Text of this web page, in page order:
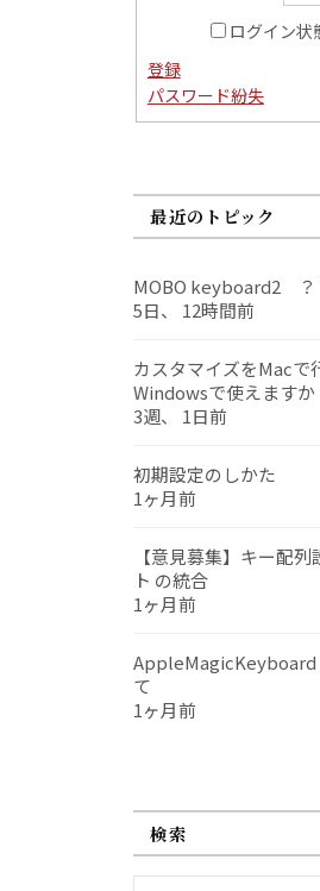
ログイン状
登録
パスワード紛失
最近のトピック
MOBO keyboard2 ？
5日、 12時間前
カスタマイズをMacで
Windowsで使えますか
3週、 1日前
初期設定のしかた
1ヶ月前
【意見募集】キー配
ト の統合
1ヶ月前
AppleMagicKeyboard
て
1ヶ月前
検索